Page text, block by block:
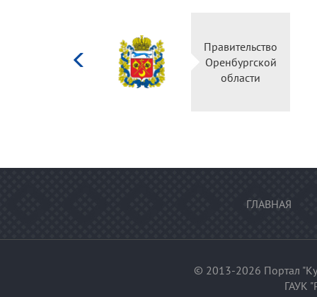
Российской
Правительство
Оренбургской
области
ГЛАВНАЯ
© 2013-2026 Портал
ГАУК